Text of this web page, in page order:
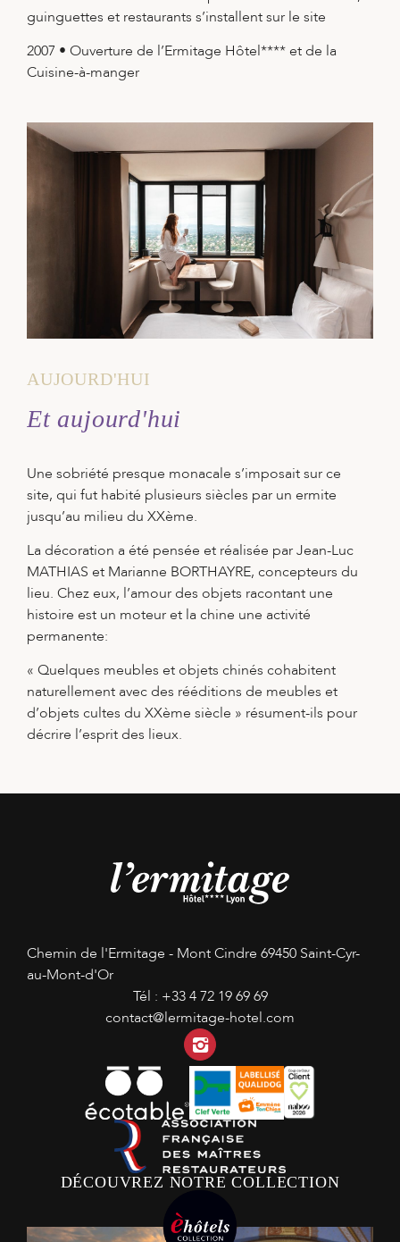
guinguettes et restaurants s’installent sur le site
2007 • Ouverture de l’Ermitage Hôtel**** et de la
Cuisine-à-manger
AUJOURD'HUI
Et aujourd'hui
Une sobriété presque monacale s’imposait sur ce
site, qui fut habité plusieurs siècles par un ermite
jusqu’au milieu du XXème.
La décoration a été pensée et réalisée par Jean-Luc
MATHIAS et Marianne BORTHAYRE, concepteurs du
lieu. Chez eux, l’amour des objets racontant une
histoire est un moteur et la chine une activité
permanente:
« Quelques meubles et objets chinés cohabitent
naturellement avec des rééditions de meubles et
d’objets cultes du XXème siècle » résument-ils pour
décrire l’esprit des lieux.
Chemin de l'Ermitage - Mont Cindre 69450 Saint-Cyr-
au-Mont-d'Or
Tél : +33 4 72 19 69 69
contact@lermitage-hotel.com
Instagram
DÉCOUVREZ NOTRE COLLECTION